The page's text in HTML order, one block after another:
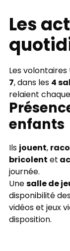
Les
Les
7, dans les4
relaient
enfants
Ilsjouent,
bricolentet
journée.
Unesalle de
disponibilité
vidéos et jeux
disposition.